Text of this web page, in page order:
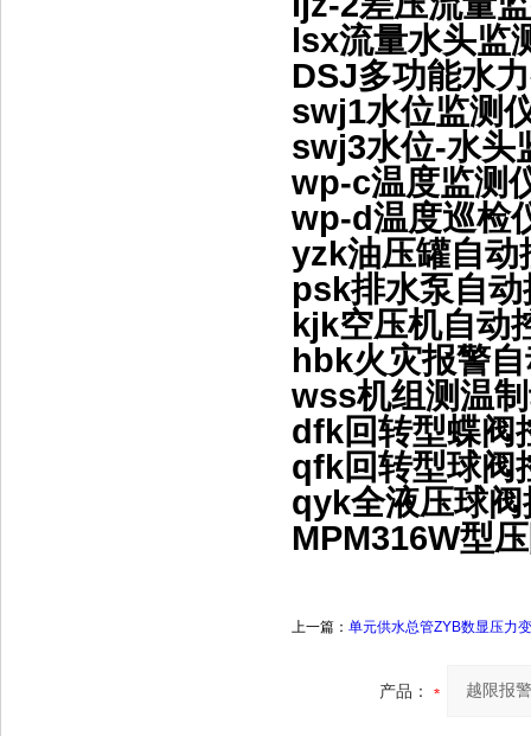
lsx流量水头
DSJ多功能水
swj1水位监测
swj3水位-水
wp-c温度监
wp-d温度巡
yzk油压罐自
psk排水泵自
kjk空压机自
hbk火灾报警
wss机组测温
dfk回转型蝶
qfk回转型球
qyk全液压球
MPM316W型
上一篇： 单元供水总管ZYB数显压力
产品：